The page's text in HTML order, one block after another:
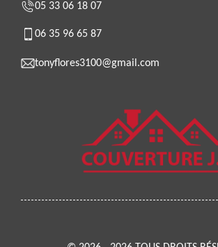
05 33 06 18 07
06 35 96 65 87
tonyflores3100@gmail.com